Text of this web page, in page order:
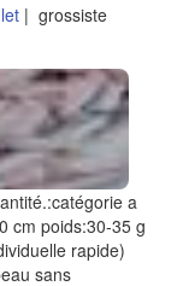
| grossiste
a
cm poids:30-35 g
rapide)
sans